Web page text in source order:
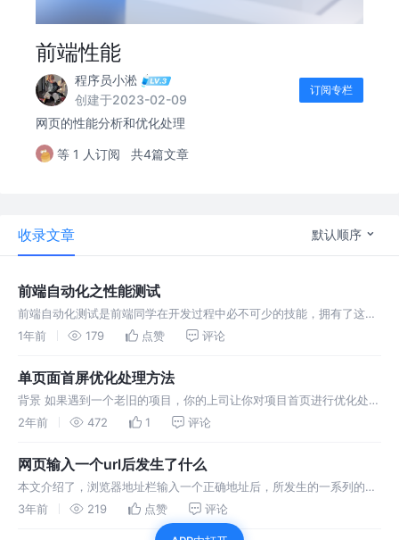
前端性能
程序员小淞
创建于2023-02-09
订阅专栏
网页的性能分析和优化处理
等 1 人订阅 共4篇文章
收录文章 默认顺序
前端自动化之性能测试
前端自动化测试是前端同学在开发过程中必不可少的技能，拥有了这项
技能，我们可以及时发现问题解决问题，让代码更健壮，让功能更可
1年前 179 点赞 评论
单页面首屏优化处理方法
背景 如果遇到一个老旧的项目，你的上司让你对项目首页进行优化处
理，该如何上手呢？本文就给大家介绍一下
2年前 472 1 评论
网页输入一个url后发生了什么
本文介绍了，浏览器地址栏输入一个正确地址后，所发生的一系列的事
情，每一步其实都可以利用浏览器提供的api进行时间获取
3年前 219 点赞 评论